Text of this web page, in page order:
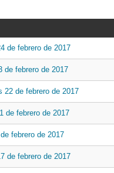
de febrero de 2017
de febrero de 2017
22 de febrero de 2017
de febrero de 2017
febrero de 2017
de febrero de 2017